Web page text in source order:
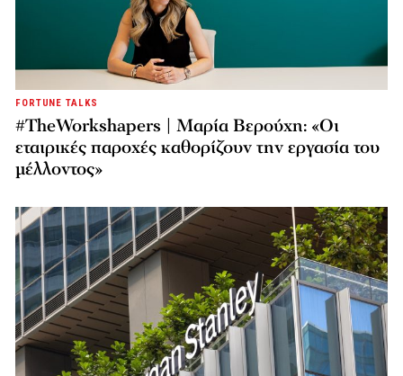
FORTUNE TALKS
#TheWorkshapers | Μαρία Βερούχη: «Οι
εταιρικές παροχές καθορίζουν την εργασία του
μέλλοντος»